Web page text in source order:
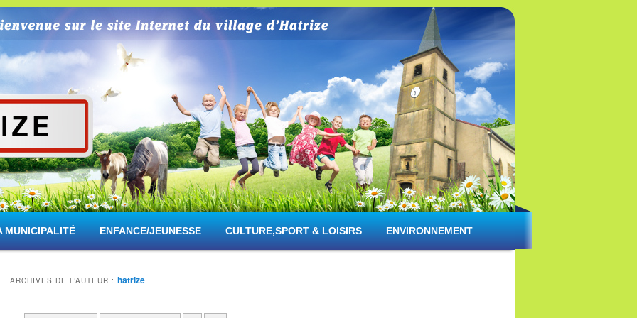
MUNICIPALITÉ ENFANCE/JEUNESSE CULTURE,SPORT & LOISIRS ENVIRONNEMENT
ARCHIVES DE L’AUTEUR : hatrize